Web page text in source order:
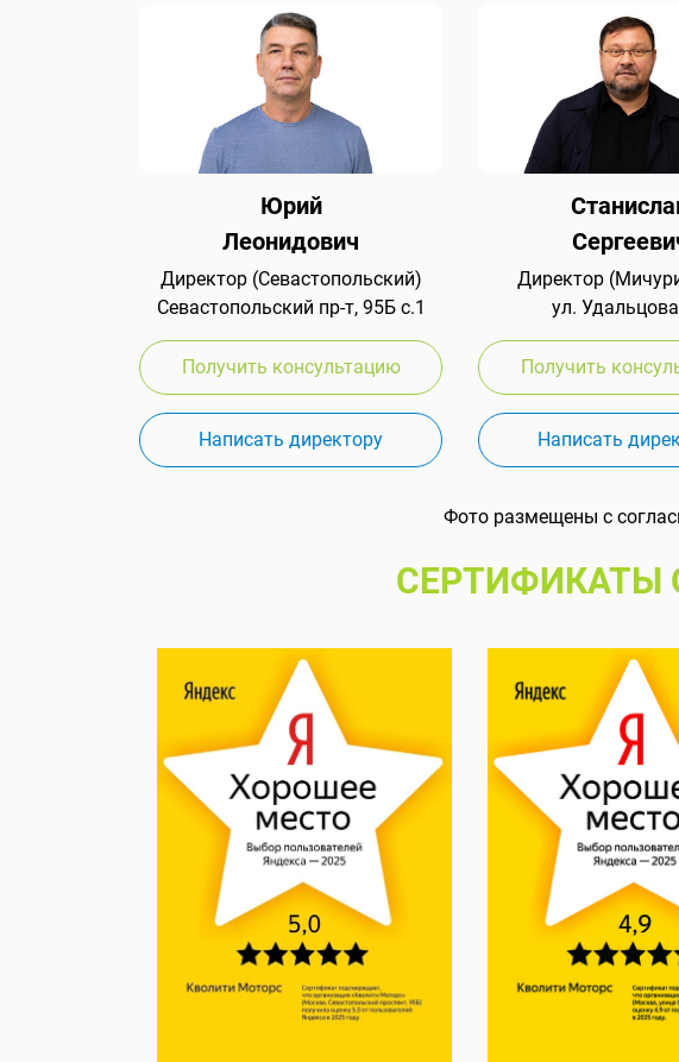
Юрий
Леонидович
Директор (Севастопольский)
Севастопольский пр-т, 95Б с.1
Получить консультацию
Написать директору
Директор
ул.
Получить
Написать
Фото размещены с
СЕРТИФИКАТЫ